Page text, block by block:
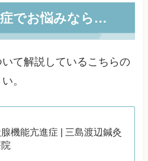
でお悩みなら…
て解説しているこちらの
。
機能亢進症 | 三島渡辺鍼灸